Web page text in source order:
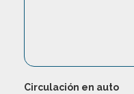
Circulación en auto